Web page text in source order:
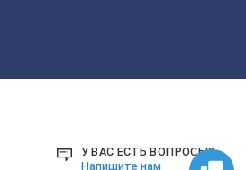
У ВАС ЕСТЬ ВОПРОСЫ?
Напишите нам